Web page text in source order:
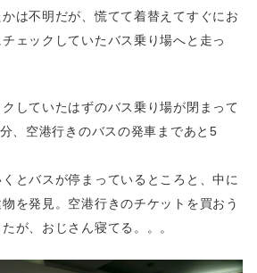
は不明だが、慌てて着替えてすぐにお
ェックしていたバス乗り場へと走っ
していたはずのバス乗り場が閉まって
、空港行きのバスの発車まであと5
とバスが停まっているところと、中に
を発見。空港行きのチケットを買おう
が、おじさん寝てる。。。